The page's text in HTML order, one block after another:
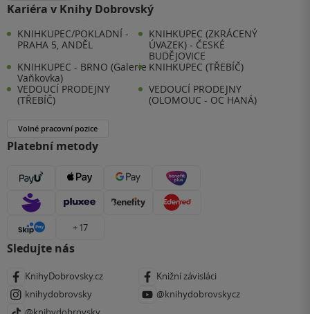
Kariéra v Knihy Dobrovský
KNIHKUPEC/POKLADNÍ -
PRAHA 5, ANDĚL
KNIHKUPEC (ZKRÁCENÝ
ÚVAZEK) - ČESKÉ
BUDĚJOVICE
KNIHKUPEC - BRNO (Galerie
Vaňkovka)
KNIHKUPEC (TŘEBÍČ)
VEDOUCÍ PRODEJNY
(TŘEBÍČ)
VEDOUCÍ PRODEJNY
(OLOMOUC - OC HANÁ)
Volné pracovní pozice
Platební metody
+ 17
Sledujte nás
KnihyDobrovsky.cz
Knižní závisláci
knihydobrovsky
@knihydobrovskycz